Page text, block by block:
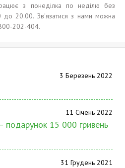
з понеділка по неділю без
до 20.00. Зв'язатися з нами можна
202-404.
3 Березень 2022
11 Січень 2022
подарунок 15 000 гривень
31 Грудень 2021